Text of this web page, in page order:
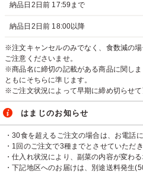
納品日2日前 17:59まで
納品日2日前 18:00以降
※注文キャンセルのみでなく、食数減の場
ご注意くださいませ。
※商品名に締切の記載がある商品に関し
ともにそちらに準じます。
※ご注文状況によって早期に締め切らせて
はまじのお知らせ
・30食を超えるご注文の場合は、お電話
・1回のご注文で3種までとさせていただき
・仕入れ状況により、副菜の内容が変わる
・下記地区へのお届けは、別途送料発生